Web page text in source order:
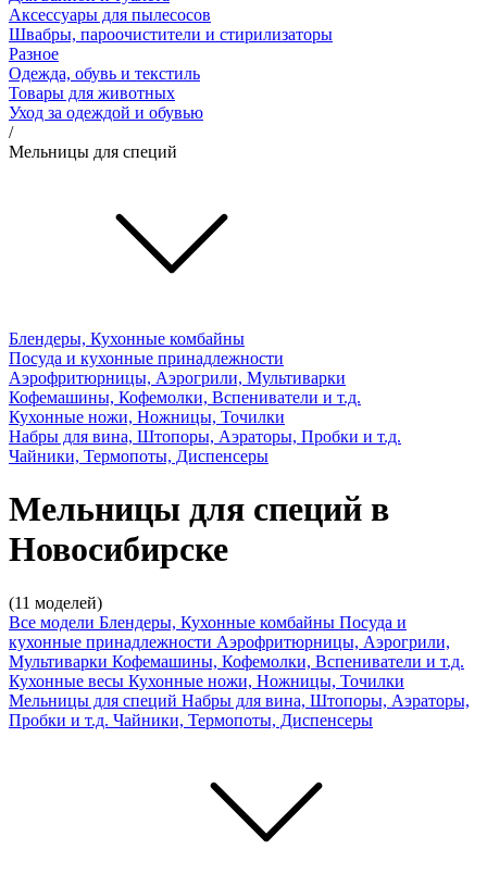
Аксессуары для пылесосов
Швабры, пароочистители и стирилизаторы
Разное
Одежда, обувь и текстиль
Товары для животных
Уход за одеждой и обувью
/
Мельницы для специй
Блендеры, Кухонные комбайны
Посуда и кухонные принадлежности
Аэрофритюрницы, Аэрогрили, Мультиварки
Кофемашины, Кофемолки, Вспениватели и т.д.
Кухонные ножи, Ножницы, Точилки
Набры для вина, Штопоры, Аэраторы, Пробки и т.д.
Чайники, Термопоты, Диспенсеры
Мельницы для специй в
Новосибирске
(11 моделей)
Все модели Блендеры, Кухонные комбайны Посуда и
кухонные принадлежности Аэрофритюрницы, Аэрогрили,
Мультиварки Кофемашины, Кофемолки, Вспениватели и т.д.
Кухонные весы Кухонные ножи, Ножницы, Точилки
Мельницы для специй Набры для вина, Штопоры, Аэраторы,
Пробки и т.д. Чайники, Термопоты, Диспенсеры